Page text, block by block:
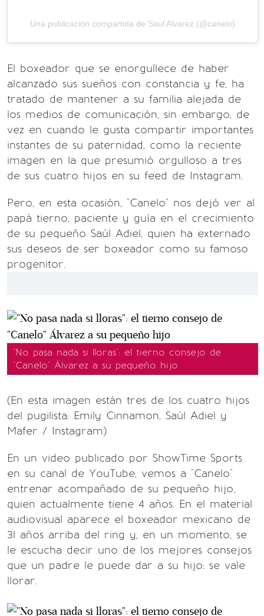
Una publicación compartida de Saul Alvarez (@canelo)
El boxeador que se enorgullece de haber
alcanzado sus sueños con constancia y fe, ha
tratado de mantener a su familia alejada de
los medios de comunicación, sin embargo, de
vez en cuando le gusta compartir importantes
instantes de su paternidad, como la reciente
imagen en la que presumió orgulloso a tres
de sus cuatro hijos en su feed de Instagram.
Pero, en esta ocasión, "Canelo" nos dejó ver al
papá tierno, paciente y guía en el crecimiento
de su pequeño Saúl Adiel, quien ha externado
sus deseos de ser boxeador como su famoso
progenitor.
"No pasa nada si lloras": el tierno consejo de
"Canelo" Álvarez a su pequeño hijo
(En esta imagen están tres de los cuatro hijos
del pugilista: Emily Cinnamon, Saúl Adiel y
Mafer / Instagram)
En un video publicado por ShowTime Sports
en su canal de YouTube, vemos a "Canelo"
entrenar acompañado de su pequeño hijo,
quien actualmente tiene 4 años. En el material
audiovisual aparece el boxeador mexicano de
31 años arriba del ring y, en un momento, se
le escucha decir uno de los mejores consejos
que un padre le puede dar a su hijo: se vale
llorar.